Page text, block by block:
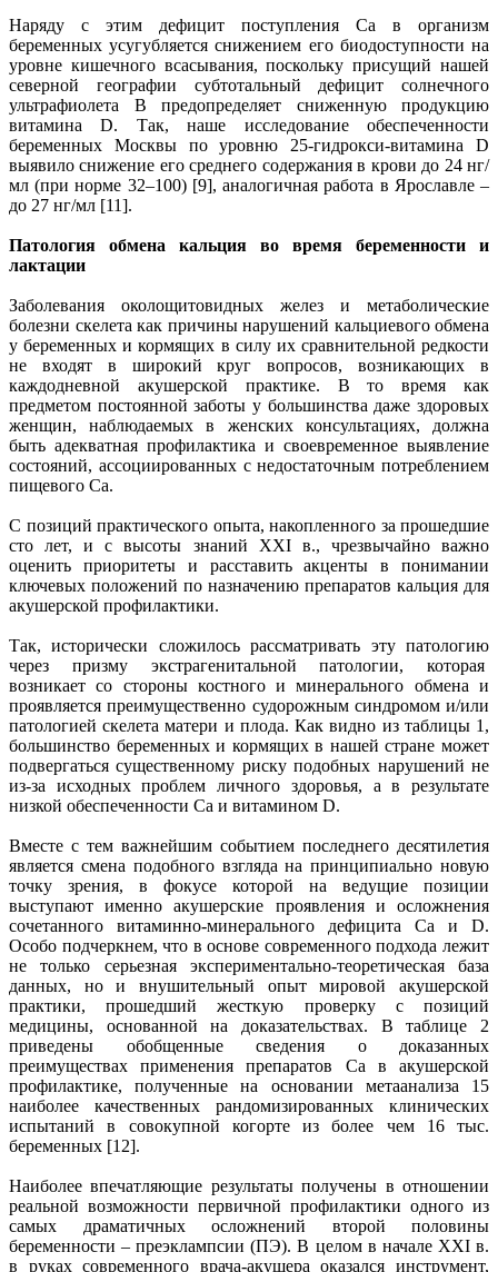
Наряду с этим дефицит поступления Са в организм
беременных усугубляется снижением его биодоступности на
уровне кишечного всасывания, поскольку присущий нашей
северной географии субтотальный дефицит солнечного
ультрафиолета B предопределяет сниженную продукцию
витамина D. Так, наше исследование обеспеченности
беременных Москвы по уровню 25-гидрокси-витамина D
выявило снижение его среднего содержания в крови до 24 нг/
мл (при норме 32–100) [9], аналогичная работа в Ярославле –
до 27 нг/мл [11].
Патология обмена кальция во время беременности и
лактации
Заболевания околощитовидных желез и метаболические
болезни скелета как причины нарушений кальциевого обмена
у беременных и кормящих в силу их сравнительной редкости
не входят в широкий круг вопросов, возникающих в
каждодневной акушерской практике. В то время как
предметом постоянной заботы у большинства даже здоровых
женщин, наблюдаемых в женских консультациях, должна
быть адекватная профилактика и своевременное выявление
состояний, ассоциированных с недостаточным потреблением
пищевого Са.
С позиций практического опыта, накопленного за прошедшие
сто лет, и с высоты знаний XXI в., чрезвычайно важно
оценить приоритеты и расставить акценты в понимании
ключевых положений по назначению препаратов кальция для
акушерской профилактики.
Так, исторически сложилось рассматривать эту патологию
через призму экстрагенитальной патологии, которая
возникает со стороны костного и минерального обмена и
проявляется преимущественно судорожным синдромом и/или
патологией скелета матери и плода. Как видно из таблицы 1,
большинство беременных и кормящих в нашей стране может
подвергаться существенному риску подобных нарушений не
из-за исходных проблем личного здоровья, а в результате
низкой обеспеченности Са и витамином D.
Вместе с тем важнейшим событием последнего десятилетия
является смена подобного взгляда на принципиально новую
точку зрения, в фокусе которой на ведущие позиции
выступают именно акушерские проявления и осложнения
сочетанного витаминно-минерального дефицита Са и D.
Особо подчеркнем, что в основе современного подхода лежит
не только серьезная экспериментально-теоретическая база
данных, но и внушительный опыт мировой акушерской
практики, прошедший жесткую проверку с позиций
медицины, основанной на доказательствах. В таблице 2
приведены обобщенные сведения о доказанных
преимуществах применения препаратов Са в акушерской
профилактике, полученные на основании метаанализа 15
наиболее качественных рандомизированных клинических
испытаний в совокупной когорте из более чем 16 тыс.
беременных [12].
Наиболее впечатляющие результаты получены в отношении
реальной возможности первичной профилактики одного из
самых драматичных осложнений второй половины
беременности – преэклампсии (ПЭ). В целом в начале XXI в.
в руках современного врача-акушера оказался инструмент,